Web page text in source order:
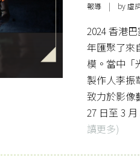
報導 | by 虛
2024 香港
年匯聚了來
模。當中「
製作人李振
致力於影像
27 日至 3
讀更多)